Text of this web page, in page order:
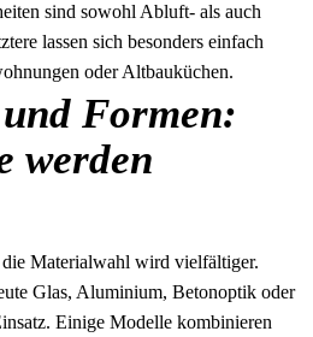
sind sowohl Abluft- als auch
lassen sich besonders einfach
oder Altbauküchen.
Formen:
werden
Materialwahl wird vielfältiger.
Glas, Aluminium, Betonoptik oder
Einige Modelle kombinieren